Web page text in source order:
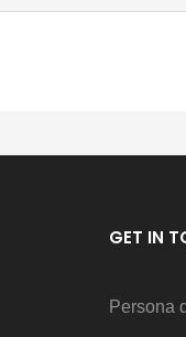
GET IN
Persona